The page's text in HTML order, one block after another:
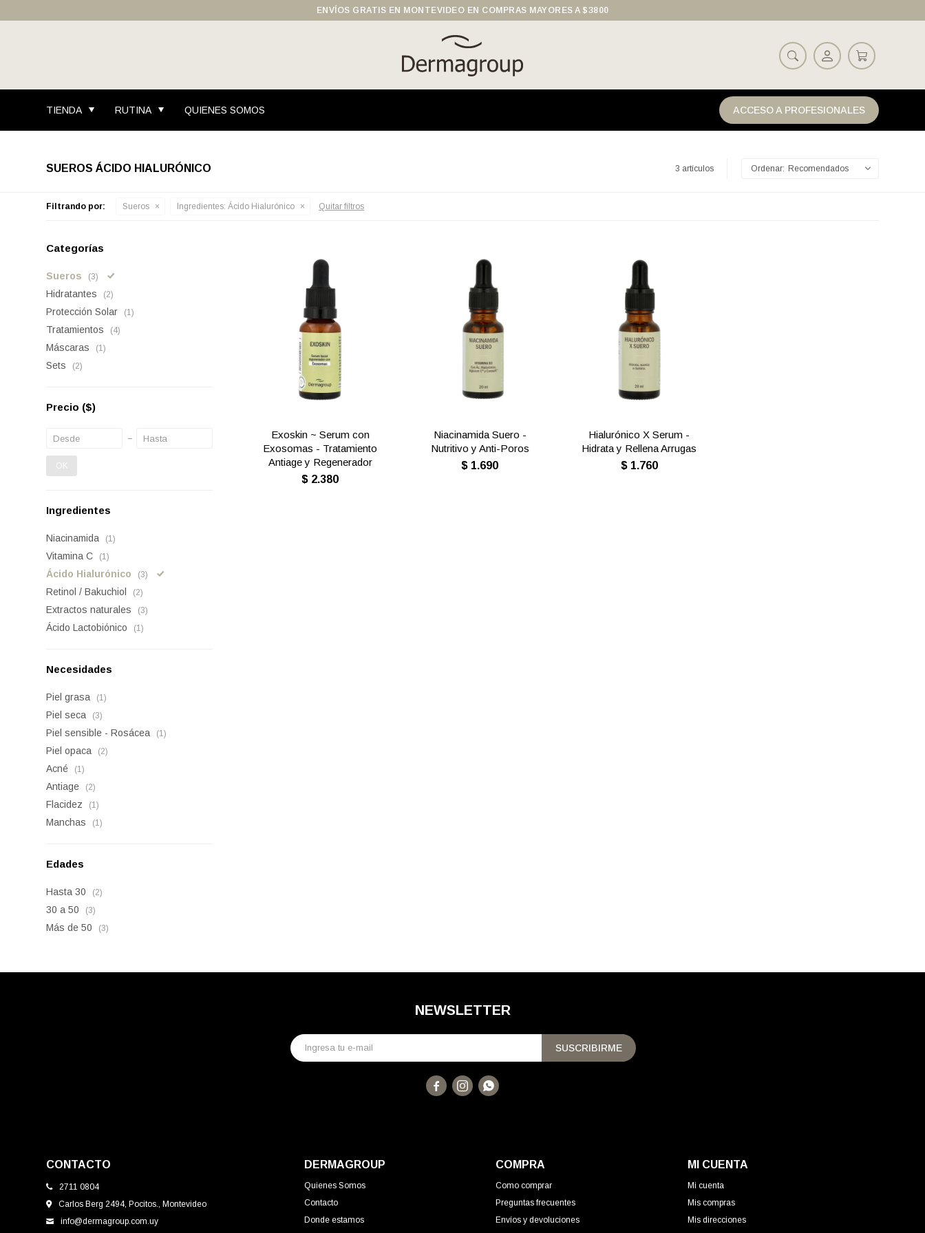
TIENDA RUTINA QUIENES SOMOS ACCESO A PROFESIONALES
ENVÍOS GRATIS EN MONTEVIDEO EN COMPRAS MAYORES A $3800
SUEROS ÁCIDO HIALURÓNICO 3 artículos Recomendados
Filtrando por: Sueros Ingredientes: Ácido Hialurónico Quitar filtros
Exoskin ~ Serum con
Exosomas - Tratamiento
Antiage y Regenerador
$ 2.380
Niacinamida Suero -
Nutritivo y Anti-Poros
$ 1.690
Hialurónico X Serum -
Hidrata y Rellena Arrugas
$ 1.760
Categorías
Sueros (3)
Hidratantes (2)
Protección Solar (1)
Tratamientos (4)
Máscaras (1)
Sets (2)
Precio ($)
OK
Ingredientes
Niacinamida (1)
Vitamina C (1)
Ácido Hialurónico (3)
Retinol / Bakuchiol (2)
Extractos naturales (3)
Ácido Lactobiónico (1)
Necesidades
Piel grasa (1)
Piel seca (3)
Piel sensible - Rosácea (1)
Piel opaca (2)
Acné (1)
Antiage (2)
Flacidez (1)
Manchas (1)
Edades
Hasta 30 (2)
30 a 50 (3)
Más de 50 (3)
CONTACTO
2711 0804
Carlos Berg 2494, Pocitos., Montevideo
info@dermagroup.com.uy
DERMAGROUP
Quienes Somos
Contacto
Donde estamos
COMPRA
Como comprar
Preguntas frecuentes
Envíos y devoluciones
MI CUENTA
Mi cuenta
Mis compras
Mis direcciones
NEWSLETTER
SUSCRIBIRME
  